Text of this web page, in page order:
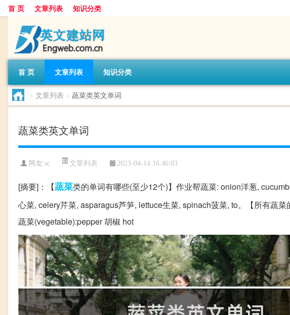
首 页 文章列表 知识分类
首 页 文章列表 知识分类
> 文章列表 > 蔬菜类英文单词
蔬菜类英文单词
网友:sc 文章列表 2023-04-14 16:46:03
[摘要]：【蔬菜类的单词有哪些(至少12个)】作业帮蔬菜: onion洋葱,
心菜, celery芹菜, asparagus芦笋, lettuce生菜, spinach菠菜, to。【所有蔬菜
蔬菜(vegetable):pepper 胡椒 hot